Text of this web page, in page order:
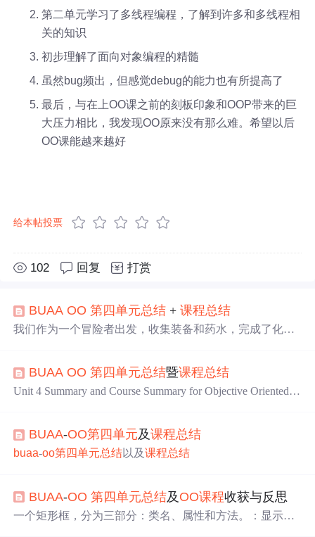
第二单元学习了多线程编程，了解到许多和多线程相
关的知识
初步理解了面向对象编程的精髓
虽然bug频出，但感觉debug的能力也有所提高了
最后，与在上OO课之前的刻板印象和OOP带来的巨
大压力相比，我发现OO原来没有那么难。希望以后
OO课能越来越好
给本帖投票
102 回复 打赏
BUAA OO 第四单元总结 +课程总结
我们作为一个冒险者出发，收集装备和药水，完成了化简
馆，成功预约了《补给站》
BUAA OO 第四单元总结暨课程总结
Unit 4 Summary and Course Summary for Objective Oriented(S
BUAA-OO第四单元及课程总结
buaa-oo第四单元总结以及课程总结
BUAA-OO 第四单元总结及 OO课程收获与反思
一个矩形框，分为三部分：类名、属性和方法。：显示在